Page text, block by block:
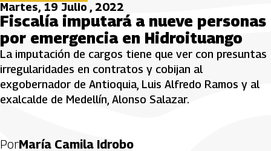
Martes, 19 Julio , 2022
Fiscalía imputará a nueve personas
por emergencia en Hidroituango
La imputación de cargos tiene que ver con presuntas
irregularidades en contratos y cobijan al
exgobernador de Antioquia, Luis Alfredo Ramos y al
exalcalde de Medellín, Alonso Salazar.
PorMaría Camila Idrobo